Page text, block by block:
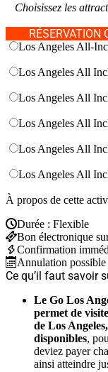
Choisissez les
RÉSERVATION
Los Angeles All-
Los Angeles All
Los Angeles All
Los Angeles All
Los Angeles All
Los Angeles All
À propos de cette
Durée : Flexible
Bon électronique
Confirmation
Annulation
Ce qu’il faut savoir
Le Go Los
permet de
de Los
disponibles,
deviez payer
ainsi atteindre